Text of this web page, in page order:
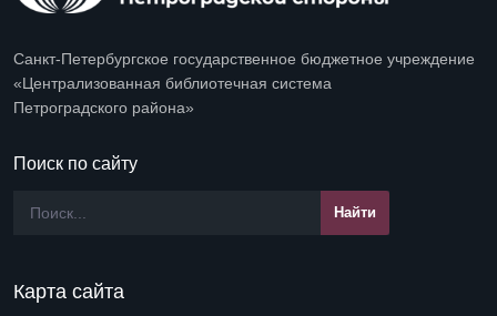
Санкт-Петербургское государственное бюджетное учреждение
«Централизованная библиотечная система
Петроградского района»
Поиск по сайту
Карта сайта